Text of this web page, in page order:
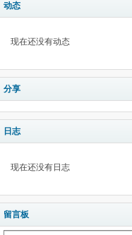
动态
现在还没有动态
分享
日志
现在还没有日志
留言板